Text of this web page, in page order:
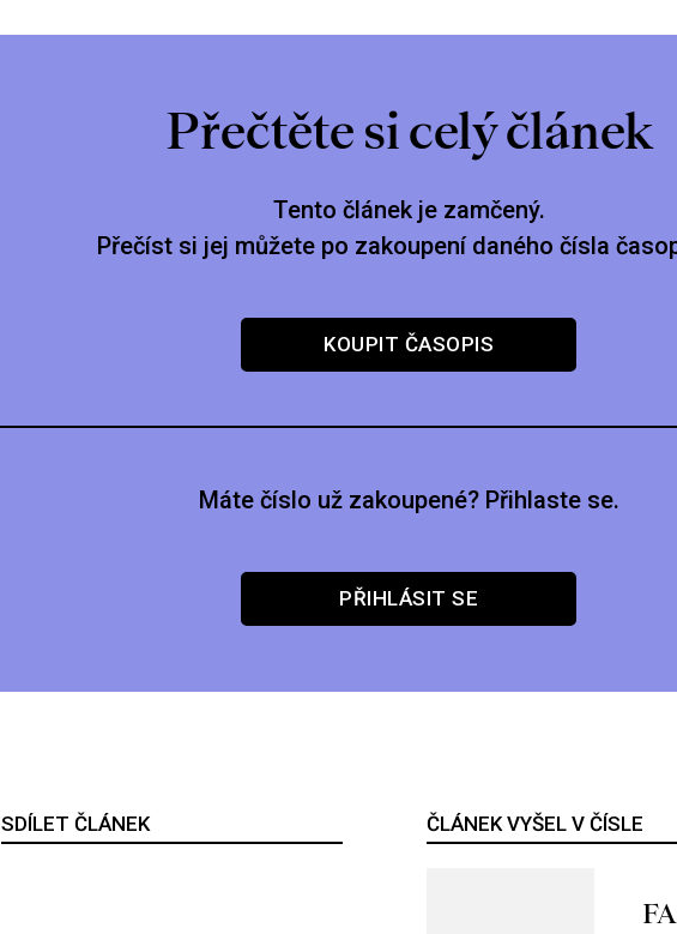
Přečtěte si celý článek
Tento článek je zamčený.
Přečíst si jej můžete po zakoupení daného čísla
KOUPIT ČASOPIS
Máte číslo už zakoupené? Přihlaste se.
PŘIHLÁSIT SE
SDÍLET ČLÁNEK ČLÁNEK VYŠEL V ČÍSLE